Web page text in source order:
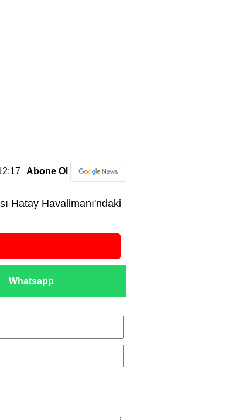
Abone Ol
Hatay Havalimanı'ndaki
Whatsapp